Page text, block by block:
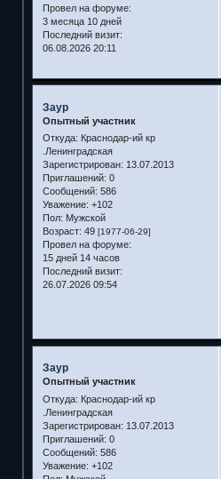
Провел на форуме:
3 месяца 10 дней
Последний визит:
06.08.2026 20:11
Заур
Опытный участник
Откуда: Краснодар-ий кр
.Ленинградская
Зарегистрирован: 13.07.2013
Приглашений: 0
Сообщений: 586
Уважение: +102
Пол: Мужской
Возраст: 49 [1977-06-29]
Провел на форуме:
15 дней 14 часов
Последний визит:
26.07.2026 09:54
Заур
Опытный участник
Откуда: Краснодар-ий кр
.Ленинградская
Зарегистрирован: 13.07.2013
Приглашений: 0
Сообщений: 586
Уважение: +102